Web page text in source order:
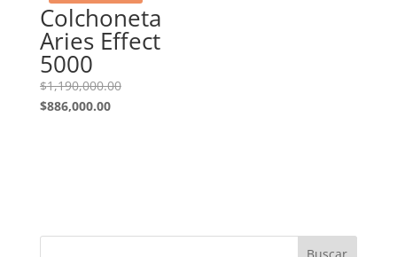
Colchoneta
Aries Effect
5000
$1,190,000.00El
$886,000.00El